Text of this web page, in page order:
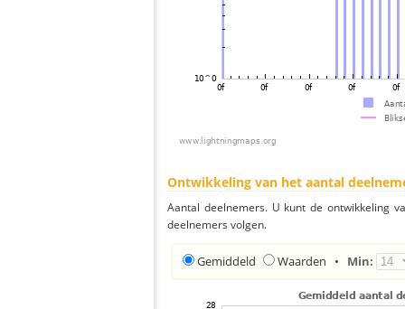
Ontwikkeling van het aantal
Aantal deelnemers. U kunt de ontwikkeling
deelnemers volgen.
Gemiddeld Waarden • Min: